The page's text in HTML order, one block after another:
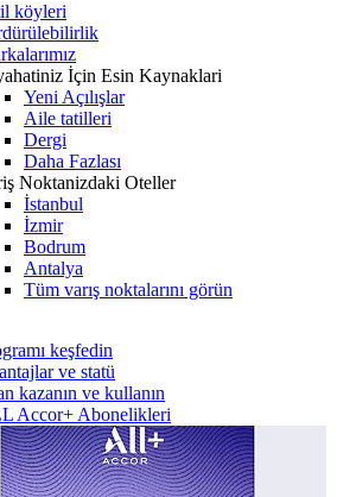
köyleri
İçin Esin Kaynaklari
Yeni Açılışlar
Aile tatilleri
Dergi
Daha Fazlası
Noktanizdaki Oteller
İstanbul
İzmir
Bodrum
Antalya
Tüm varış noktalarını görün
keşfedin
ve statü
kazanın ve kullanın
Accor+ Abonelikleri